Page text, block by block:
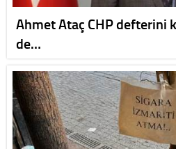
Ahmet Ataç CHP defterini
de…